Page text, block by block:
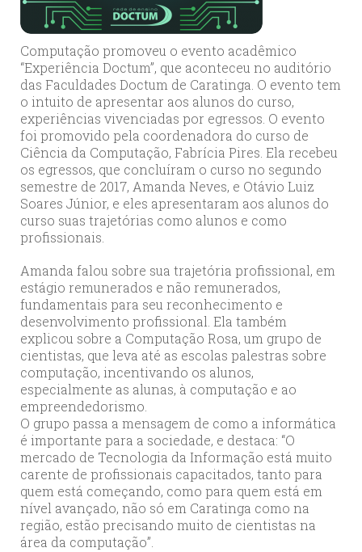
Computação promoveu o evento acadêmico
“Experiência Doctum”, que aconteceu no auditório
das Faculdades Doctum de Caratinga. O evento tem
o intuito de apresentar aos alunos do curso,
experiências vivenciadas por egressos. O evento
foi promovido pela coordenadora do curso de
Ciência da Computação, Fabrícia Pires. Ela recebeu
os egressos, que concluíram o curso no segundo
semestre de 2017, Amanda Neves, e Otávio Luiz
Soares Júnior, e eles apresentaram aos alunos do
curso suas trajetórias como alunos e como
profissionais.
Amanda falou sobre sua trajetória profissional, em
estágio remunerados e não remunerados,
fundamentais para seu reconhecimento e
desenvolvimento profissional. Ela também
explicou sobre a Computação Rosa, um grupo de
cientistas, que leva até as escolas palestras sobre
computação, incentivando os alunos,
especialmente as alunas, à computação e ao
empreendedorismo.
O grupo passa a mensagem de como a informática
é importante para a sociedade, e destaca: “O
mercado de Tecnologia da Informação está muito
carente de profissionais capacitados, tanto para
quem está começando, como para quem está em
nível avançado, não só em Caratinga como na
região, estão precisando muito de cientistas na
área da computação”.